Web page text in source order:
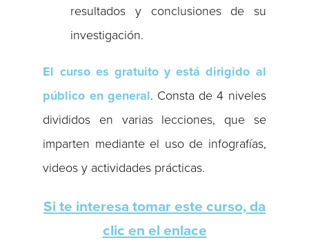
resultados y conclusiones de su
investigación.
El curso es gratuito y está dirigido al
público en general. Consta de 4 niveles
divididos en varias lecciones, que se
imparten mediante el uso de infografías,
videos y actividades prácticas.
Si te interesa tomar este curso, da
clic en el enlace